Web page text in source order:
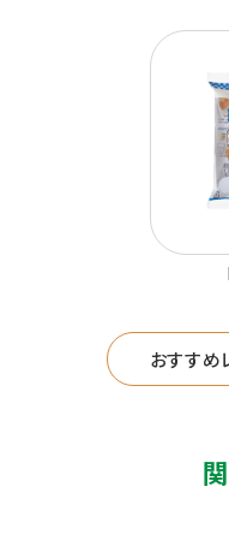
おすすめ